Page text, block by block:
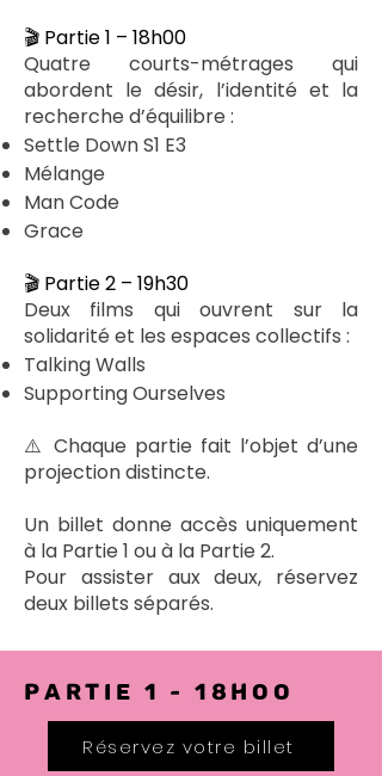
🎬 Partie 1 – 18h00
Quatre courts-métrages qui
abordent le désir, l’identité et la
recherche d’équilibre :
Settle Down S1 E3
Mélange
Man Code
Grace
🎬 Partie 2 – 19h30
Deux films qui ouvrent sur la
solidarité et les espaces collectifs :
Talking Walls
Supporting Ourselves
⚠️ Chaque partie fait l’objet d’une
projection distincte.
Un billet donne accès uniquement
à la Partie 1 ou à la Partie 2.
Pour assister aux deux, réservez
deux billets séparés.
PARTIE 1 - 18hoo
Réservez votre billet